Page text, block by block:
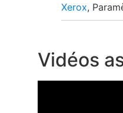
Xerox,
Vidéos